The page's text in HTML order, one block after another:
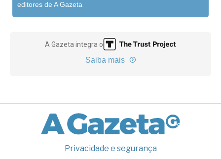
editores de A Gazeta
A Gazeta integra o
Saiba mais
Privacidade e segurança